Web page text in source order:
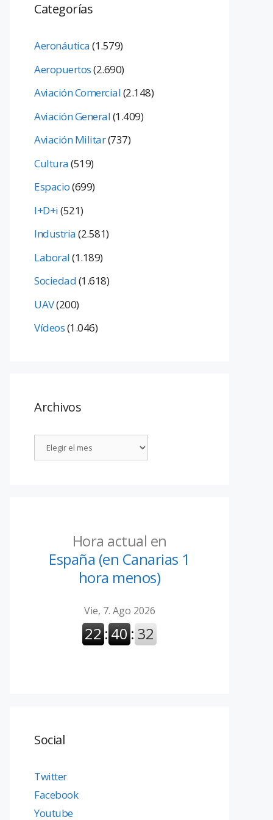
Categorías
Aeronáutica(1.579)
Aeropuertos(2.690)
Aviación Comercial(2.148)
Aviación General(1.409)
Aviación Militar(737)
Cultura(519)
Espacio(699)
I+D+i(521)
Industria(2.581)
Laboral(1.189)
Sociedad(1.618)
UAV(200)
Vídeos(1.046)
Archivos
Hora actual en
España (en Canarias 1
hora menos)
Social
Twitter
Facebook
Youtube